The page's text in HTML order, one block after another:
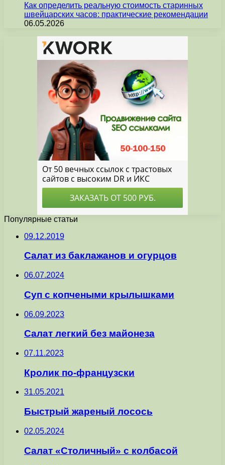
Как определить реальную стоимость старинных
швейцарских часов: практические рекомендации
06.05.2026
Популярные статьи
09.12.2019
Салат из баклажанов и огурцов
06.07.2024
Суп с копчеными крылышками
06.09.2023
Салат легкий без майонеза
07.11.2023
Кролик по-французски
31.05.2021
Быстрый жареный лосось
02.05.2024
Салат «Столичный» с колбасой